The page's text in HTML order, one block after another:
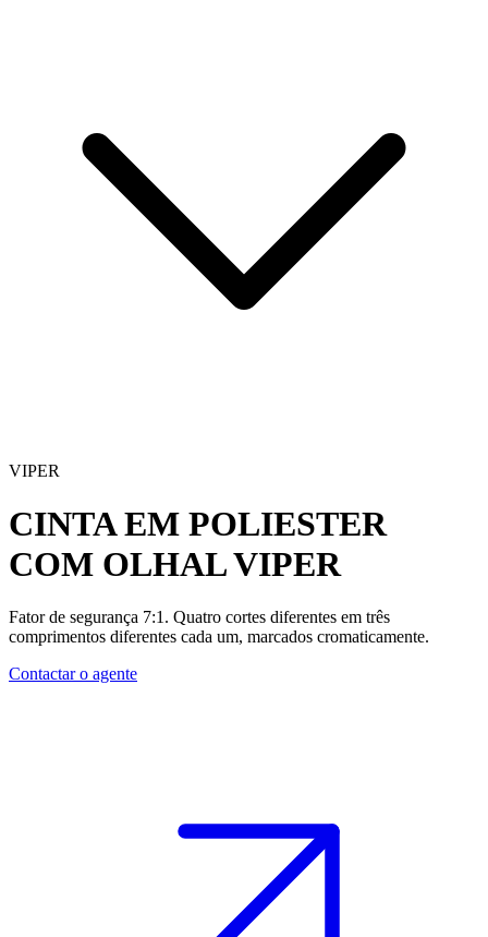
VIPER
CINTA EM POLIESTER
COM OLHALVIPER
Fator de segurança 7:1. Quatro cortes diferentes em três
comprimentos diferentes cada um, marcados cromaticamente.
Contactar o agente